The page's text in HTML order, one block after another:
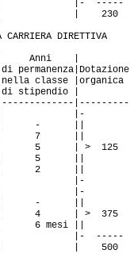
DIRETTIVA
|
|organica
|
|---------
530 | - ||
||
125
||
||
307 | - ||
4 | > 375
||